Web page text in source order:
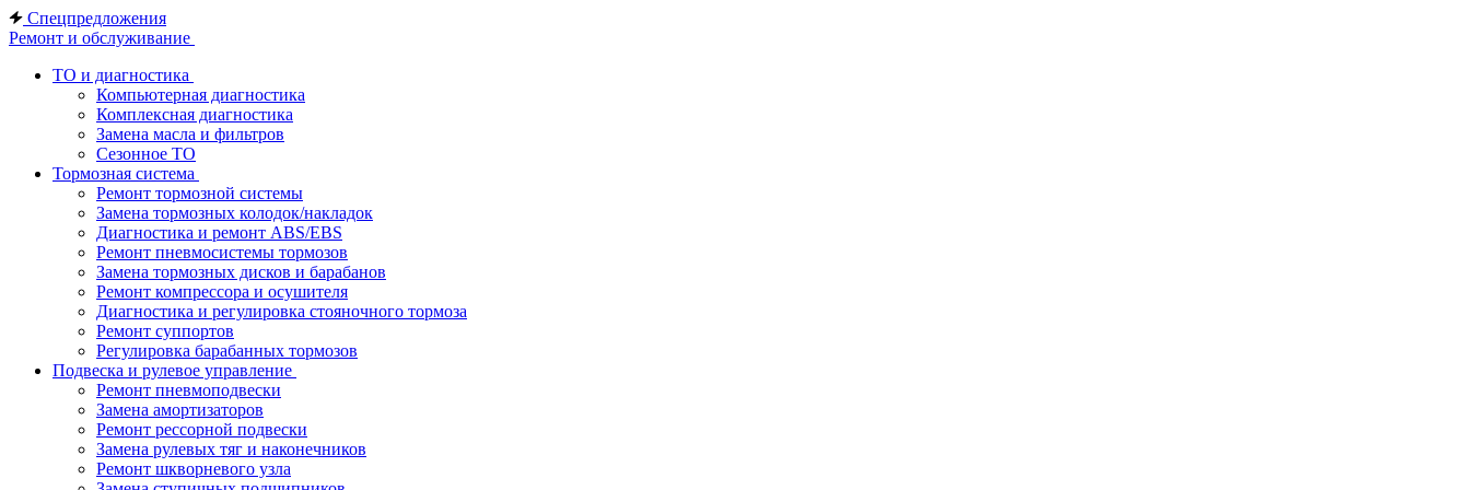
Спецпредложения
Ремонт и обслуживание
ТО и диагностика
Компьютерная диагностика
Комплексная диагностика
Замена масла и фильтров
Сезонное ТО
Тормозная система
Ремонт тормозной системы
Замена тормозных колодок/накладок
Диагностика и ремонт ABS/EBS
Ремонт пневмосистемы тормозов
Замена тормозных дисков и барабанов
Ремонт компрессора и осушителя
Диагностика и регулировка стояночного тормоза
Ремонт суппортов
Регулировка барабанных тормозов
Подвеска и рулевое управление
Ремонт пневмоподвески
Замена амортизаторов
Ремонт рессорной подвески
Замена рулевых тяг и наконечников
Ремонт шкворневого узла